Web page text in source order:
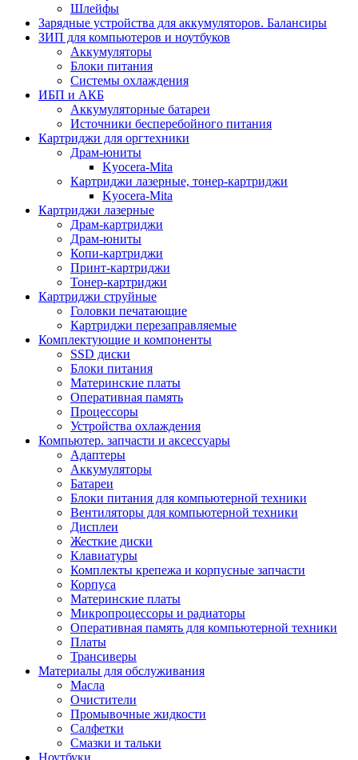
Шлейфы
Зарядные устройства для аккумуляторов. Балансиры
ЗИП для компьютеров и ноутбуков
Аккумуляторы
Блоки питания
Системы охлаждения
ИБП и АКБ
Аккумуляторные батареи
Источники бесперебойного питания
Картриджи для оргтехники
Драм-юниты
Kyocera-Mita
Картриджи лазерные, тонер-картриджи
Kyocera-Mita
Картриджи лазерные
Драм-картриджи
Драм-юниты
Копи-картриджи
Принт-картриджи
Тонер-картриджи
Картриджи струйные
Головки печатающие
Картриджи перезаправляемые
Комплектующие и компоненты
SSD диски
Блоки питания
Материнские платы
Оперативная память
Процессоры
Устройства охлаждения
Компьютер. запчасти и аксессуары
Адаптеры
Аккумуляторы
Батареи
Блоки питания для компьютерной техники
Вентиляторы для компьютерной техники
Дисплеи
Жесткие диски
Клавиатуры
Комплекты крепежа и корпусные запчасти
Корпуса
Материнские платы
Микропроцессоры и радиаторы
Оперативная память для компьютерной техники
Платы
Трансиверы
Материалы для обслуживания
Масла
Очистители
Промывочные жидкости
Салфетки
Смазки и тальки
Ноутбуки